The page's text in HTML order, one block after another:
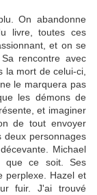
On abandonne
livre, toutes ces
et on se
rencontre avec
mort de celui-ci,
le marquera pas
les démons de
et imaginer
de tout envoyer
deux personnages
Michael
que ce soit. Ses
perplexe. Hazel et
fuir. J'ai trouvé